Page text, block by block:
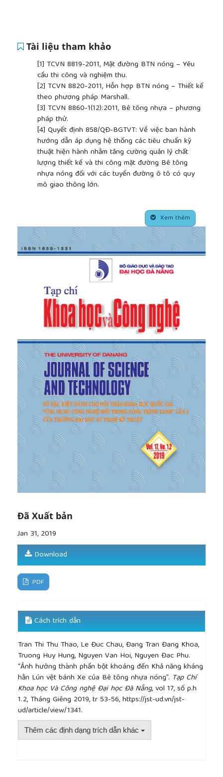
Tài liệu tham khảo
[1] TCVN 8819-2011, Mặt đường BTN nóng – Yêu
cầu thi công và nghiệm thu.
[2] TCVN 8820-2011, Hỗn hợp BTN nóng – Thiết kế
theo phương pháp Marshall.
[3] TCVN 8860-1(12):2011, Bê tông nhựa – phương
pháp thử.
[4] Quyết định 858/QĐ-BGTVT: Về việc ban hành
hướng dẫn áp dụng hệ thống các tiêu chuẩn kỹ
thuật hiện hành nhằm tăng cường quản lý chất
lượng thiết kế và thi công mặt đường Bê tông
nhựa nóng đối với các tuyến đường ô tô có quy
mô giao thông lớn.
kỹ thuật về phương pháp thử độ sâu vệt hằn bánh
xe của Bê tông nhựa xác định bằng thiết bị Wheel
Tracking.
[6]
Đỗ Vương Minh và Trần Thị Kim Đăng, “Ảnh
hưởng của cốt liệu mịn và bột khoáng đến cường
độ kéo uốn của thành phần vữa nhựa trong hỗn
hợp bê tông nhựa nóng”, Tạp chí Giao thông vận
tải, số tháng 11 năm 2016.
[7]Vũ Minh Đức và Lương Xuân Chiểu, “Nghiên cứu
ảnh hưởng cửa việc sử dụng bột đá thu hồi và các
nguyên nhân khác phát sinh tại trạm trộn ảnh
hưởng tới khả năng kháng vệt hằn bánh xe của bê
tông nhựa”, Báo cáo hội thảo tổ chức tại cơ sở 2
trường ĐHGTVT- thành phố Hồ Chí Minh, 6/2014
[8]ZEMICHAEL BERHE MEHARI, Dr(Ing.) Girma
Berhanu, “Effect of Different Types of Filler
Materials on Characteristics of Hot-MixAsphalt
Concrete”, Addis Ababa Universty School of
Gradute Studies, February 2007.
[9]MohamedA.Ali and Ahmad H.Aljssa, “Effect of
Filler Types on Marshall Stability and Retained
Strength of Asphalt Concrete”, International Journal
of Pavement Engineering, 31 Jan2007, Pages 47-51
Xem thêm
Đã Xuất bản
Jan 31, 2019
Download
PDF
Cách trích dẫn
Tran Thi Thu Thao, Le Đuc Chau, Đang Tran Đang Khoa,
Truong Huy Hung, Nguyen Van Hoi, Nguyen Đac Phu.
“Ảnh hưởng thành phần bột khoáng đến Khả năng kháng
hằn Lún vệt bánh Xe của Bê tông nhựa nóng”. Tạp Chí
Khoa học Và Công nghệ Đại học Đà Nẵng, vol 17, số p.h
1.2, Tháng Giêng 2019, tr 53-56, https://jst-ud.vn/jst-
ud/article/view/1341.
Thêm các định dạng trích dẫn khác